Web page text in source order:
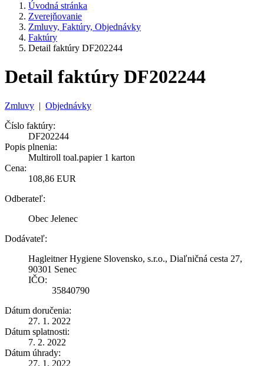
Úvodná stránka
Zverejňovanie
Zmluvy, Faktúry, Objednávky
Faktúry
Detail faktúry DF202244
Detail faktúry DF202244
Zmluvy | Objednávky
Číslo faktúry:
DF202244
Popis plnenia:
Multiroll toal.papier 1 karton
Cena:
108,86 EUR
Odberateľ:
Obec Jelenec
Dodávateľ:
Hagleitner Hygiene Slovensko, s.r.o., Diaľničná cesta 27,
90301 Senec
IČO:
35840790
Dátum doručenia:
27. 1. 2022
Dátum splatnosti:
7. 2. 2022
Dátum úhrady:
27. 1. 2022